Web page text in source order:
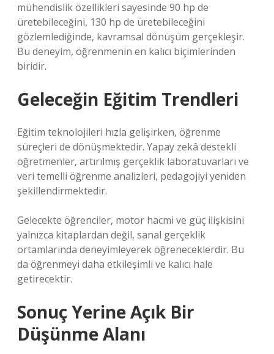
mühendislik özellikleri sayesinde 90 hp de
üretebileceğini, 130 hp de üretebileceğini
gözlemlediğinde, kavramsal dönüşüm gerçekleşir.
Bu deneyim, öğrenmenin en kalıcı biçimlerinden
biridir.
Geleceğin Eğitim Trendleri
Eğitim teknolojileri hızla gelişirken, öğrenme
süreçleri de dönüşmektedir. Yapay zekâ destekli
öğretmenler, artırılmış gerçeklik laboratuvarları ve
veri temelli öğrenme analizleri, pedagojiyi yeniden
şekillendirmektedir.
Gelecekte öğrenciler, motor hacmi ve güç ilişkisini
yalnızca kitaplardan değil, sanal gerçeklik
ortamlarında deneyimleyerek öğreneceklerdir. Bu
da öğrenmeyi daha etkileşimli ve kalıcı hale
getirecektir.
Sonuç Yerine Açık Bir
Düşünme Alanı